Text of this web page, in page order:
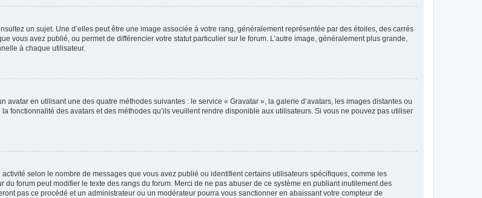
un sujet. Une d’elles peut être une image associée à votre rang, généralement représentée par des étoiles, des carrés
vous avez publié, ou permet de différencier votre statut particulier sur le forum. L’autre image, généralement plus grande,
à chaque utilisateur.
avatar en utilisant une des quatre méthodes suivantes : le service « Gravatar », la galerie d’avatars, les images distantes ou
fonctionnalité des avatars et des méthodes qu’ils veuillent rendre disponible aux utilisateurs. Si vous ne pouvez pas utiliser
selon le nombre de messages que vous avez publié ou identifient certains utilisateurs spécifiques, comme les
forum peut modifier le texte des rangs du forum. Merci de ne pas abuser de ce système en publiant inutilement des
pas ce procédé et un administrateur ou un modérateur pourra vous sanctionner en abaissant votre compteur de